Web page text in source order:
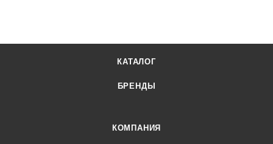
КАТАЛОГ
БРЕНДЫ
КОМПАНИЯ